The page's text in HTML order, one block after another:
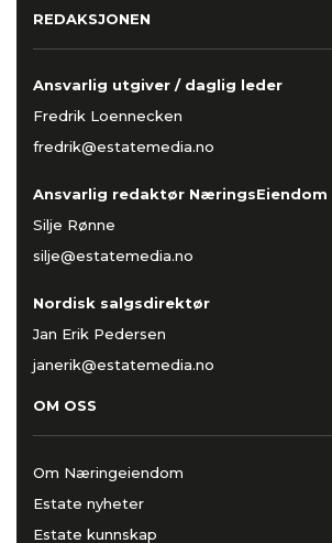
REDAKSJONEN
Ansvarlig utgiver / daglig leder
Fredrik Loennecken
fredrik@estatemedia.no
Ansvarlig redaktør NæringsEiendom
Silje Rønne
silje@estatemedia.no
Nordisk salgsdirektør
Jan Erik Pedersen
janerik@estatemedia.no
OM OSS
Om Næringeiendom
Estate nyheter
Estate kunnskap